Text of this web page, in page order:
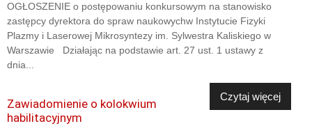
OGŁOSZENIE o postępowaniu konkursowym na stanowisko
zastępcy dyrektora do spraw naukowychw Instytucie Fizyki
Plazmy i Laserowej Mikrosyntezy im. Sylwestra Kaliskiego w
Warszawie Działając na podstawie art. 27 ust. 1 ustawy z
dnia...
Czytaj więcej
Zawiadomienie o kolokwium
habilitacyjnym